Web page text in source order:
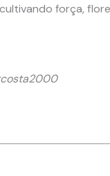
força,